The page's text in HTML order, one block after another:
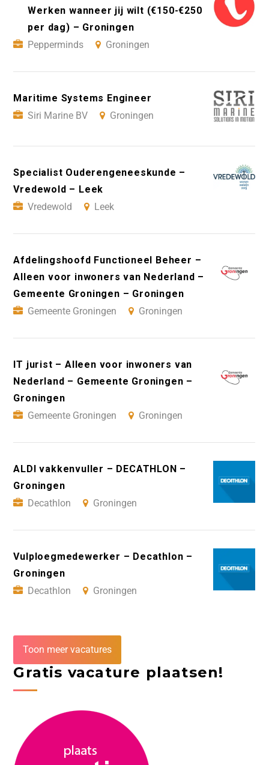
Werken wanneer jij wilt (€150-€250
per dag) – Groningen
Pepperminds
Groningen
Maritime Systems Engineer
Siri Marine BV
Groningen
Specialist Ouderengeneeskunde –
Vredewold – Leek
Vredewold
Leek
Afdelingshoofd Functioneel Beheer –
Alleen voor inwoners van Nederland –
Gemeente Groningen – Groningen
Gemeente Groningen
Groningen
IT jurist – Alleen voor inwoners van
Nederland – Gemeente Groningen –
Groningen
Gemeente Groningen
Groningen
ALDI vakkenvuller – DECATHLON –
Groningen
Decathlon
Groningen
Vulploegmedewerker – Decathlon –
Groningen
Decathlon
Groningen
Toon meer vacatures
Gratis vacature plaatsen!